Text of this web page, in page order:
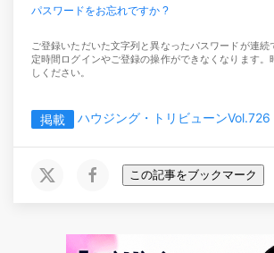
パスワードをお忘れですか ?
ご登録いただいた文字列と異なったパスワードが連続
定時間ログインやご登録の操作ができなくなります。
しください。
掲載 ハウジング・トリビューンVol.726
この記事をブックマーク